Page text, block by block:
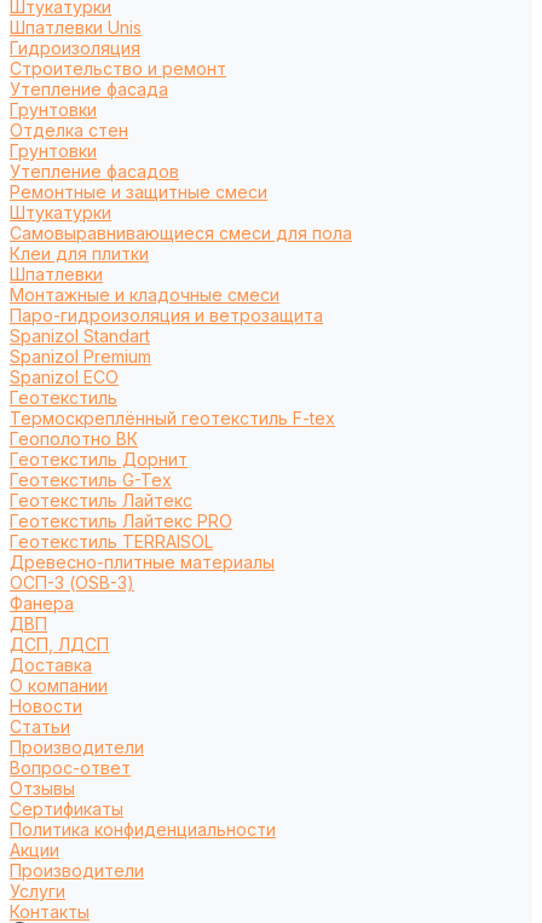
Штукатурки
Шпатлевки Unis
Гидроизоляция
Строительство и ремонт
Утепление фасада
Грунтовки
Отделка стен
Грунтовки
Утепление фасадов
Ремонтные и защитные смеси
Штукатурки
Самовыравнивающиеся смеси для пола
Клеи для плитки
Шпатлевки
Монтажные и кладочные смеси
Паро-гидроизоляция и ветрозащита
Spanizol Standart
Spanizol Premium
Spanizol ECO
Геотекстиль
Термоскреплённый геотекстиль F-tex
Геополотно ВК
Геотекстиль Дорнит
Геотекстиль G-Tex
Геотекстиль Лайтекс
Геотекстиль Лайтекс PRO
Геотекстиль TERRAISOL
Древесно-плитные материалы
ОСП-3 (OSB-3)
Фанера
ДВП
ДСП, ЛДСП
Доставка
О компании
Новости
Статьи
Производители
Вопрос-ответ
Отзывы
Сертификаты
Политика конфиденциальности
Акции
Производители
Услуги
Контакты